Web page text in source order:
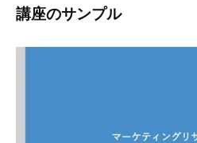
講座のサンプル